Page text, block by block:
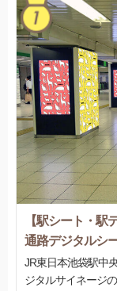
【駅シート・駅
通路デジタルシ
JR東日本池袋駅中
ジタルサイネージ